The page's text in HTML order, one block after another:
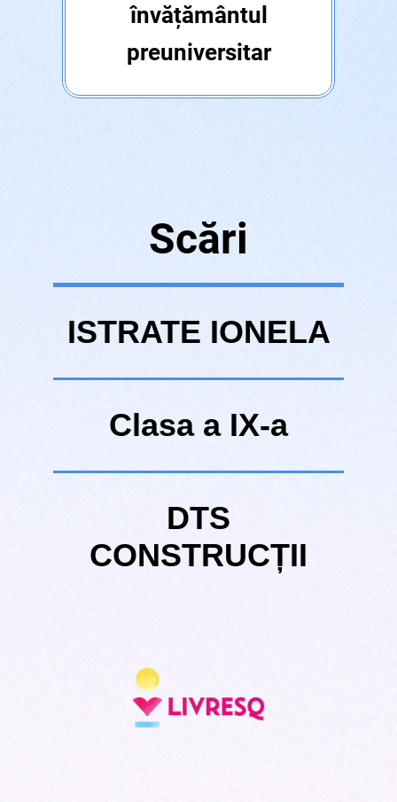
învățământul
preuniversitar
Scări
ISTRATE IONELA
Clasa a IX-a
DTS
CONSTRUCȚII